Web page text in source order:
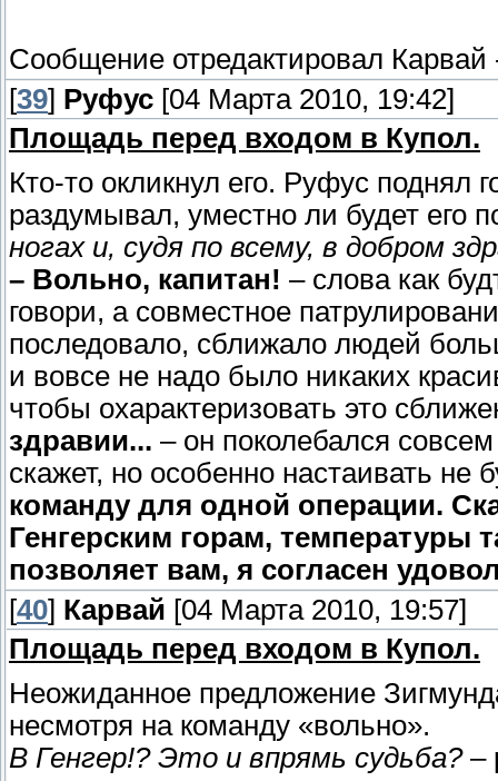
Сообщение отредактировал Карвай
[39] Руфус [04 Марта 2010, 19:42]
Площадь перед входом в Купол.
Кто-то окликнул его. Руфус поднял
раздумывал, уместно ли будет его
ногах и, судя по всему, в добром
– Вольно, капитан! – слова как
говори, а совместное
последовало, сближало людей
и вовсе не надо было никаких
чтобы охарактеризовать это
здравии... – он поколебался
скажет, но особенно настаивать не
команду для одной операции.
Генгерским горам, температуры
позволяет вам, я согласен
[40] Карвай [04 Марта 2010, 19:57]
Площадь перед входом в Купол.
Неожиданное предложение
несмотря на команду «вольно».
В Генгер!? Это и впрямь судьба?–